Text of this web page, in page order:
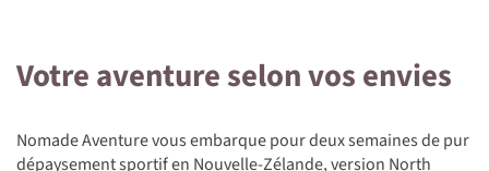
Votre aventure selon vos envies
Nomade Aventure vous embarque pour deux semaines de pur
dépaysement sportif en Nouvelle-Zélande, version North